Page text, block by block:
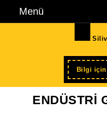
Menü
Bilgi için
ENDÜSTRİ